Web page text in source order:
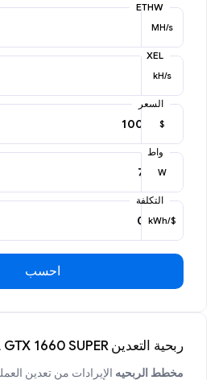
ETHW
MH/s
XEL
kH/s
السعر
$
واط
W
التكلفة
$/kWh
احسب
ربحية التعدين NVIDIA GTX 1660 SUPER
مخطط الربحيه الإيرادات من تعدين